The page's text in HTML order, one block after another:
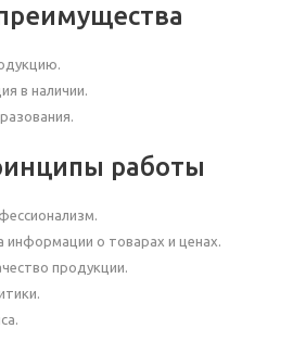
в наличии.
работы
информации о товарах и ценах.
продукции.